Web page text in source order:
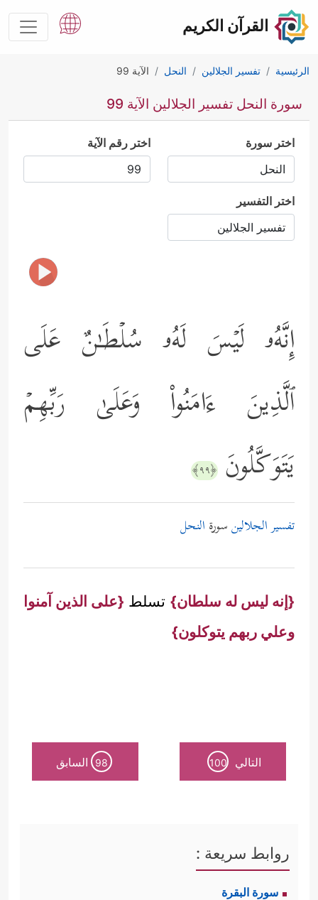
القرآن الكريم
الرئيسية تفسير الجلالين النحل الآية 99
سورة النحل تفسير الجلالين الآية 99
اختر سورة اختر رقم الآية
اختر التفسير
إِنَّهُۥ لَیۡسَ لَهُۥ سُلۡطَـٰنٌ عَلَى
ٱلَّذِینَ ءَامَنُواْ وَعَلَىٰ رَبِّهِمۡ
یَتَوَكَّلُونَ ﴿٩٩﴾
تفسير الجلالينسورة النحل
{إنه ليس له سلطان} تسلط {على الذين آمنوا
وعلي ربهم يتوكلون}
التالي 100
98 السابق
روابط سريعة :
سورة البقرة